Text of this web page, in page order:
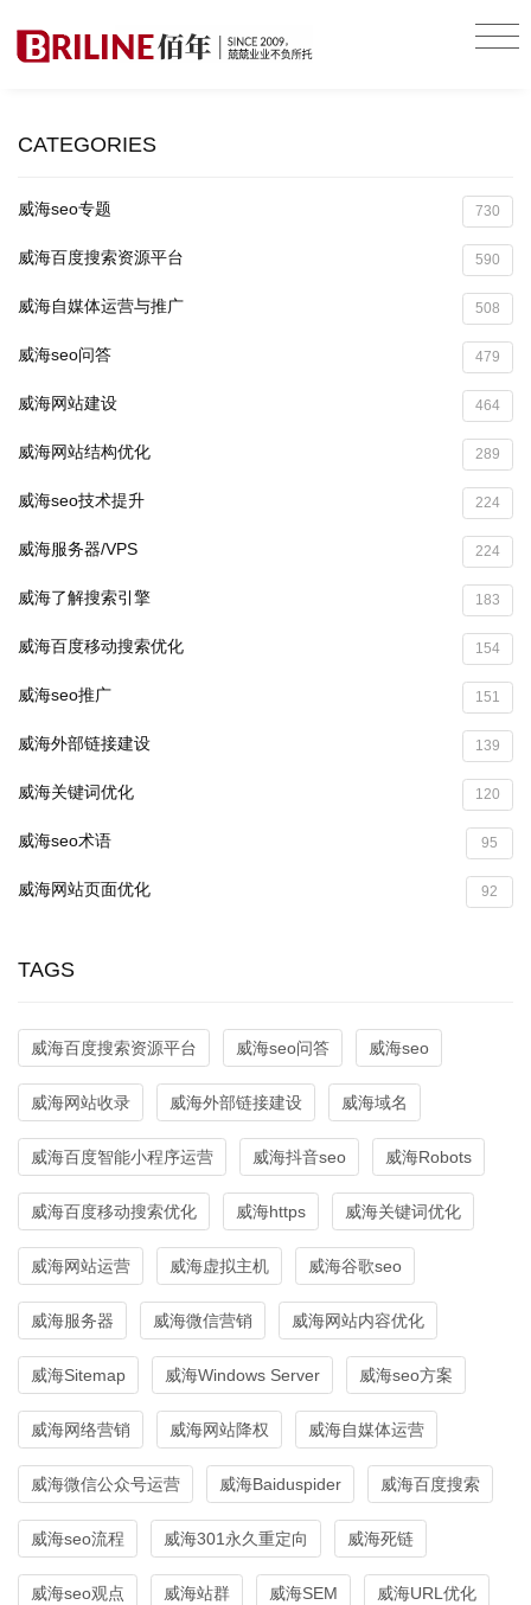
CATEGORIES
威海seo专题 730
威海百度搜索资源平台 590
威海自媒体运营与推广 508
威海seo问答 479
威海网站建设 464
威海网站结构优化 289
威海seo技术提升 224
威海服务器/VPS 224
威海了解搜索引擎 183
威海百度移动搜索优化 154
威海seo推广 151
威海外部链接建设 139
威海关键词优化 120
威海seo术语 95
威海网站页面优化 92
TAGS
威海百度搜索资源平台 威海seo问答 威海seo
威海网站收录 威海外部链接建设 威海域名
威海百度智能小程序运营 威海抖音seo 威海Robots
威海百度移动搜索优化 威海https 威海关键词优化
威海网站运营 威海虚拟主机 威海谷歌seo
威海服务器 威海微信营销 威海网站内容优化
威海Sitemap 威海Windows Server 威海seo方案
威海网络营销 威海网站降权 威海自媒体运营
威海微信公众号运营 威海Baiduspider 威海百度搜索
威海seo流程 威海301永久重定向 威海死链
威海seo观点 威海站群 威海SEM 威海URL优化